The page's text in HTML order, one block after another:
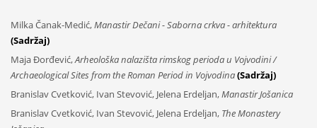
Milka Čanak-Medić,Manastir Dečani - Saborna crkva - arhitektura
(Sadržaj)
Maja Đorđević,Arheološka nalazišta rimskog perioda u Vojvodini /
Archaeological Sites from the Roman Period in Vojvodina(Sadržaj)
Branislav Cvetković, Ivan Stevović, Jelena Erdeljan,Manastir Jošanica
Branislav Cvetković, Ivan Stevović, Jelena Erdeljan, The Monastery